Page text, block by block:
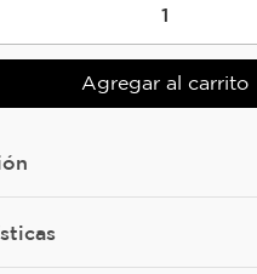
Agregar al carrito